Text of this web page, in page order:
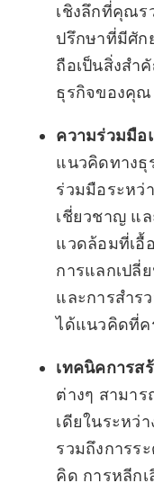
เชิงลึกที่คุณร
ปรึกษาที่มีศัก
ถือเป็นสิ่งสำ
ธุรกิจของคุณ
ความร่วมมือ
แนวคิดทางธุ
ร่วมมือระหว่
เชี่ยวชาญ แ
แวดล้อมที่เอื้
การแลกเปลี่
และการสำร
ได้แนวคิดที่ค
เทคนิคการส
ต่างๆ สามาร
เดียในระหว่
รวมถึงการร
คิด การหลีก